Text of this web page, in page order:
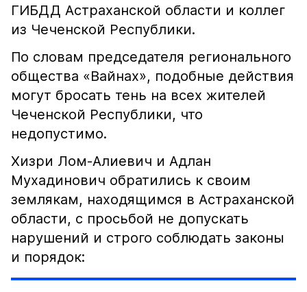
ГИБДД Астраханской области и коллег
из Чеченской Республики.
По словам председателя регионального
общества «Вайнах», подобные действия
могут бросать тень на всех жителей
Чеченской Республики, что
недопустимо.
Хизри Лом-Алиевич и Адлан
Мухадинович обратились к своим
землякам, находящимся в Астраханской
области, с просьбой не допускать
нарушений и строго соблюдать законы
и порядок: